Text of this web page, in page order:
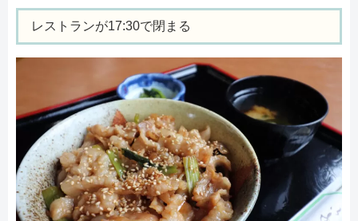
レストランが17:30で閉まる